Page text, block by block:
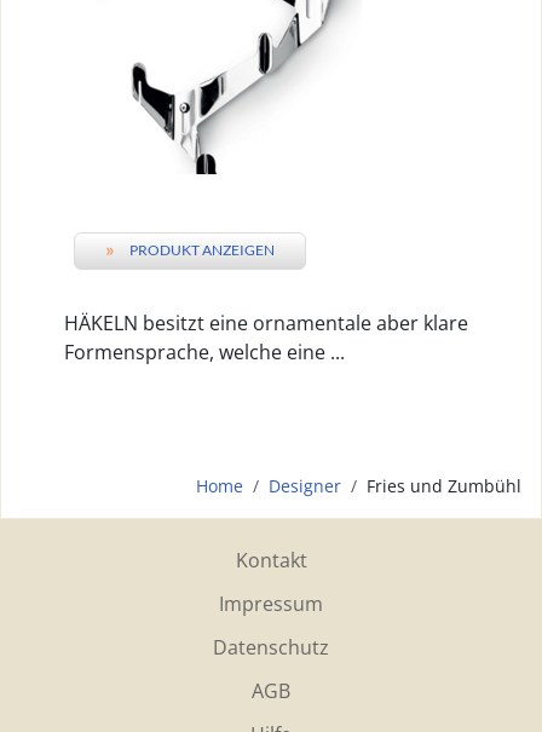
» PRODUKT ANZEIGEN
HÄKELN besitzt eine ornamentale aber klare
Formensprache, welche eine ...
Home Designer Fries und Zumbühl
Kontakt
Impressum
Datenschutz
AGB